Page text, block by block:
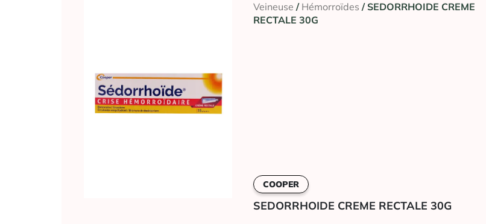
Veineuse / Hémorroïdes / SEDORRHOIDE CREME
RECTALE 30G
COOPER
SEDORRHOIDE CREME RECTALE 30G